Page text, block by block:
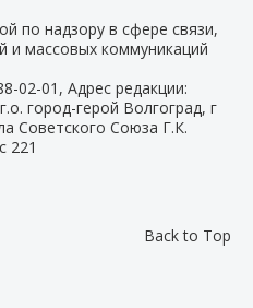
по надзору в сфере связи,
и массовых коммуникаций
02-01 , Адрес редакции:
город-герой Волгоград, г
Советского Союза Г.К.
221
Back to Top